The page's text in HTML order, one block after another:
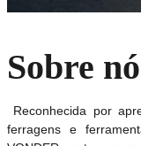
Sobre
Reconhecida por
ferragens e